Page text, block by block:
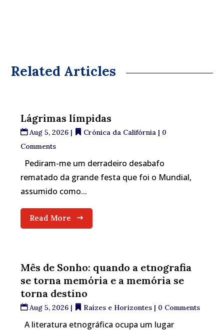
Related Articles
Lágrimas límpidas
Aug 5, 2026 | Crónica da Califórnia | 0
Comments
Pediram-me um derradeiro desabafo
rematado da grande festa que foi o Mundial,
assumido como...
Read More
Mês de Sonho: quando a etnografia
se torna memória e a memória se
torna destino
Aug 5, 2026 | Raízes e Horizontes | 0 Comments
A literatura etnográfica ocupa um lugar